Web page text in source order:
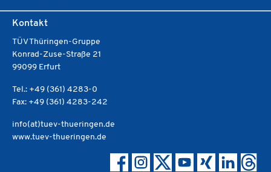
Kontakt
TÜV Thüringen-Gruppe
Konrad-Zuse-Straße 21
99099 Erfurt
Tel.: +49 (361) 4283-0
Fax: +49 (361) 4283-242
info(at)tuev-thueringen.de
www.tuev-thueringen.de